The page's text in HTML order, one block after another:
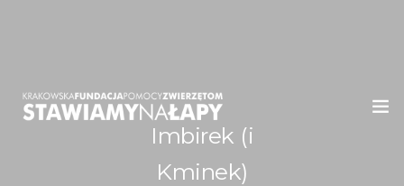
Imbirek (i
Kminek)